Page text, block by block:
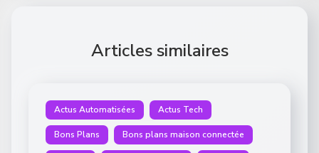
Articles similaires
Actus Automatisées Actus Tech
Bons Plans Bons plans maison connectée